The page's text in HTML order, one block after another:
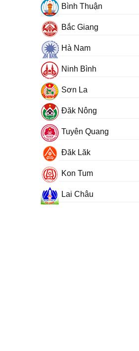
Bình Thuận
Bắc Giang
Hà Nam
Ninh Bình
Sơn La
Đăk Nông
Tuyên Quang
Đăk Lăk
Kon Tum
Lai Châu